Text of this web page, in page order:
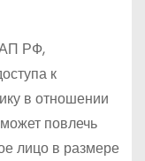
РФ,
к
в отношении
повлечь
лицо в размере